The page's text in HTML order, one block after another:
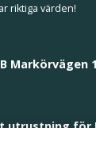
riktiga värden!
Markörvägen
utrustning för